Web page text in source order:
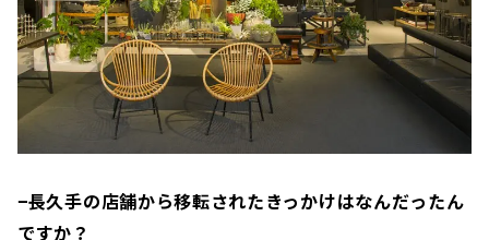
−長久手の店舗から移転されたきっかけはなんだったん
ですか？